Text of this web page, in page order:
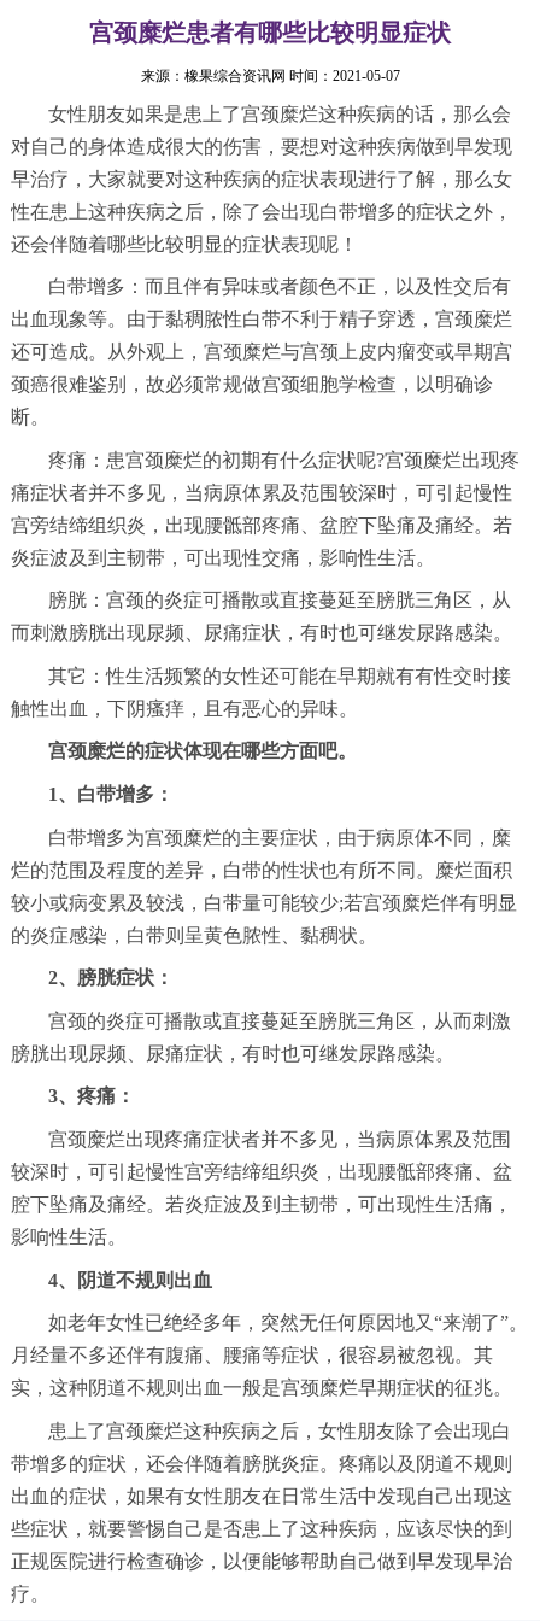
宫颈糜烂患者有哪些比较明显症状
来源： 橡果综合资讯网 时间：2021-05-07
女性朋友如果是患上了宫颈糜烂这种疾病的话，那么会
对自己的身体造成很大的伤害，要想对这种疾病做到早发现
早治疗，大家就要对这种疾病的症状表现进行了解，那么女
性在患上这种疾病之后，除了会出现白带增多的症状之外，
还会伴随着哪些比较明显的症状表现呢！
白带增多：而且伴有异味或者颜色不正，以及性交后有
出血现象等。由于黏稠脓性白带不利于精子穿透，宫颈糜烂
还可造成。从外观上，宫颈糜烂与宫颈上皮内瘤变或早期宫
颈癌很难鉴别，故必须常规做宫颈细胞学检查，以明确诊
断。
疼痛：患宫颈糜烂的初期有什么症状呢?宫颈糜烂出现疼
痛症状者并不多见，当病原体累及范围较深时，可引起慢性
宫旁结缔组织炎，出现腰骶部疼痛、盆腔下坠痛及痛经。若
炎症波及到主韧带，可出现性交痛，影响性生活。
膀胱：宫颈的炎症可播散或直接蔓延至膀胱三角区，从
而刺激膀胱出现尿频、尿痛症状，有时也可继发尿路感染。
其它：性生活频繁的女性还可能在早期就有有性交时接
触性出血，下阴瘙痒，且有恶心的异味。
宫颈糜烂的症状体现在哪些方面吧。
1、白带增多：
白带增多为宫颈糜烂的主要症状，由于病原体不同，糜
烂的范围及程度的差异，白带的性状也有所不同。糜烂面积
较小或病变累及较浅，白带量可能较少;若宫颈糜烂伴有明显
的炎症感染，白带则呈黄色脓性、黏稠状。
2、膀胱症状：
宫颈的炎症可播散或直接蔓延至膀胱三角区，从而刺激
膀胱出现尿频、尿痛症状，有时也可继发尿路感染。
3、疼痛：
宫颈糜烂出现疼痛症状者并不多见，当病原体累及范围
较深时，可引起慢性宫旁结缔组织炎，出现腰骶部疼痛、盆
腔下坠痛及痛经。若炎症波及到主韧带，可出现性生活痛，
影响性生活。
4、阴道不规则出血
如老年女性已绝经多年，突然无任何原因地又“来潮了”。
月经量不多还伴有腹痛、腰痛等症状，很容易被忽视。其
实，这种阴道不规则出血一般是宫颈糜烂早期症状的征兆。
患上了宫颈糜烂这种疾病之后，女性朋友除了会出现白
带增多的症状，还会伴随着膀胱炎症。疼痛以及阴道不规则
出血的症状，如果有女性朋友在日常生活中发现自己出现这
些症状，就要警惕自己是否患上了这种疾病，应该尽快的到
正规医院进行检查确诊，以便能够帮助自己做到早发现早治
疗。